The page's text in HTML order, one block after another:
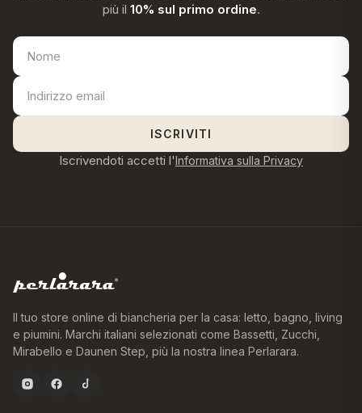
più il 10% sul primo ordine.
ISCRIVITI
Iscrivendoti accetti l'Informativa sulla Privacy
Il tuo store online di biancheria per la casa: letto, bagno, living
e piumini. Marchi italiani selezionati come Bassetti, Zucchi,
Mirabello e Daunen Step, più la nostra linea Perlarara.